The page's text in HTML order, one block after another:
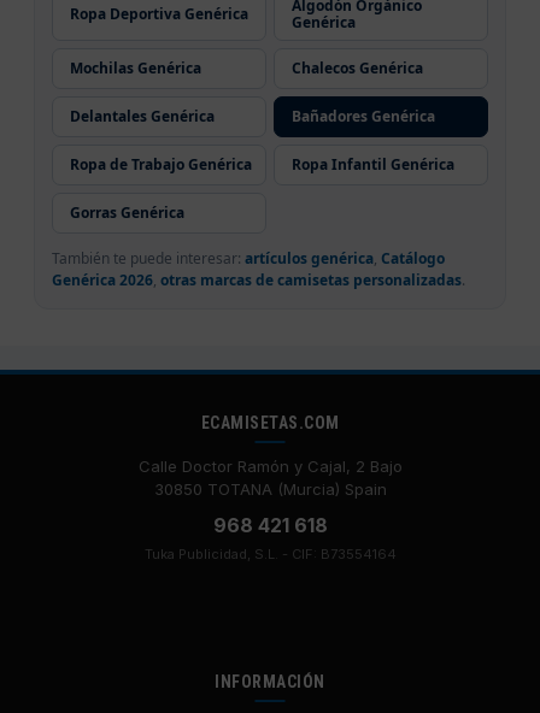
Ropa Deportiva Genérica
Algodón Orgánico
Genérica
Mochilas Genérica Chalecos Genérica
Delantales Genérica Bañadores Genérica
Ropa de Trabajo Genérica Ropa Infantil Genérica
Gorras Genérica
También te puede interesar: artículos genérica, Catálogo
Genérica 2026, otras marcas de camisetas personalizadas.
ECAMISETAS.COM
Calle Doctor Ramón y Cajal, 2 Bajo
30850 TOTANA (Murcia) Spain
968 421 618
Tuka Publicidad, S.L. - CIF: B73554164
INFORMACIÓN